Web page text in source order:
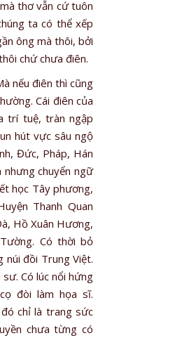
thơ vẫn cứ tuôn
ta có thể xếp
ông mà thôi, bởi
chứ chưa điên.
nếu điên thì cũng
Cái điên của
trí tuệ, tràn ngập
hút vực sâu ngộ
Đức, Pháp, Hán
chuyển ngữ
học Tây phương,
Thanh Quan
Hồ Xuân Hương,
Có thời bỏ
núi đồi Trung Việt.
Có lúc nổi hứng
đòi làm họa sĩ.
chỉ là trang sức
chưa từng có